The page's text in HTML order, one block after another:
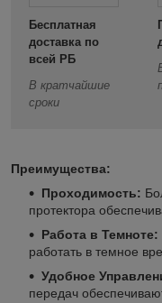
Бесплатная
доставка по
всей РБ
В кратчайшие
сроки
Преимущества:
Проходимость:
протектора
Работа в Темноте:
работать в темное
Удобное
передач